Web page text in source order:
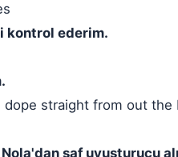
kontrol ederim.
straight from out the
saf uyuşturucu